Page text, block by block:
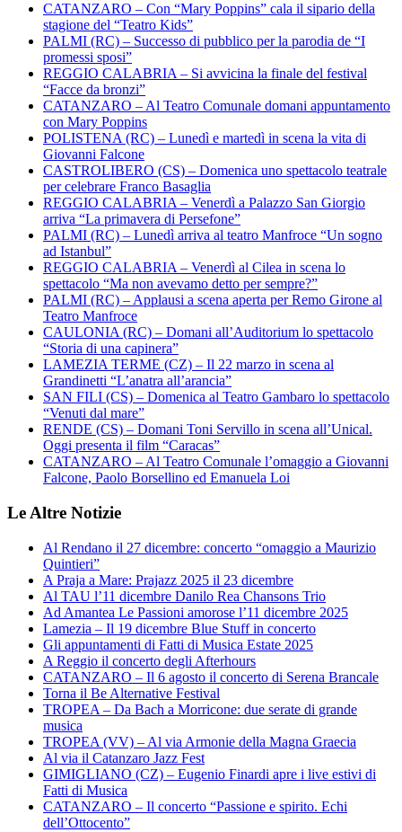
CATANZARO – Con “Mary Poppins” cala il sipario della
stagione del “Teatro Kids”
PALMI (RC) – Successo di pubblico per la parodia de “I
promessi sposi”
REGGIO CALABRIA – Si avvicina la finale del festival
“Facce da bronzi”
CATANZARO – Al Teatro Comunale domani appuntamento
con Mary Poppins
POLISTENA (RC) – Lunedì e martedì in scena la vita di
Giovanni Falcone
CASTROLIBERO (CS) – Domenica uno spettacolo teatrale
per celebrare Franco Basaglia
REGGIO CALABRIA – Venerdì a Palazzo San Giorgio
arriva “La primavera di Persefone”
PALMI (RC) – Lunedì arriva al teatro Manfroce “Un sogno
ad Istanbul”
REGGIO CALABRIA – Venerdì al Cilea in scena lo
spettacolo “Ma non avevamo detto per sempre?”
PALMI (RC) – Applausi a scena aperta per Remo Girone al
Teatro Manfroce
CAULONIA (RC) – Domani all’Auditorium lo spettacolo
“Storia di una capinera”
LAMEZIA TERME (CZ) – Il 22 marzo in scena al
Grandinetti “L’anatra all’arancia”
SAN FILI (CS) – Domenica al Teatro Gambaro lo spettacolo
“Venuti dal mare”
RENDE (CS) – Domani Toni Servillo in scena all’Unical.
Oggi presenta il film “Caracas”
CATANZARO – Al Teatro Comunale l’omaggio a Giovanni
Falcone, Paolo Borsellino ed Emanuela Loi
Le Altre Notizie
Al Rendano il 27 dicembre: concerto “omaggio a Maurizio
Quintieri”
A Praja a Mare: Prajazz 2025 il 23 dicembre
Al TAU l’11 dicembre Danilo Rea Chansons Trio
Ad Amantea Le Passioni amorose l’11 dicembre 2025
Lamezia – Il 19 dicembre Blue Stuff in concerto
Gli appuntamenti di Fatti di Musica Estate 2025
A Reggio il concerto degli Afterhours
CATANZARO – Il 6 agosto il concerto di Serena Brancale
Torna il Be Alternative Festival
TROPEA – Da Bach a Morricone: due serate di grande
musica
TROPEA (VV) – Al via Armonie della Magna Graecia
Al via il Catanzaro Jazz Fest
GIMIGLIANO (CZ) – Eugenio Finardi apre i live estivi di
Fatti di Musica
CATANZARO – Il concerto “Passione e spirito. Echi
dell’Ottocento”